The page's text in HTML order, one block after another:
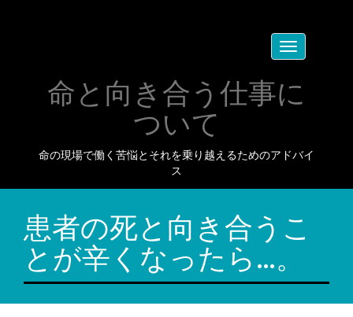
Toggle
navigation
命と向き合う仕事に
ついて
命の現場で働く苦悩とそれを乗り越えるためのアドバイ
ス
患者の死と向き合うこ
とが辛くなったら…。